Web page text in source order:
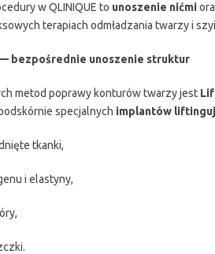
w QLINIQUE to unoszenie nićmi
terapiach odmładzania twarzy i
bezpośrednie unoszenie struktur
metod poprawy konturów twarzy jest
specjalnych implantów
tkanki,
i elastyny,